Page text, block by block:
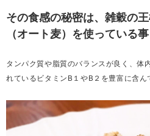
その食感の秘密は、雑穀の
（オート麦）を使っている事
タンパク質や脂質のバランスが良く、体
れているビタミンB１やB２を豊富に含ん